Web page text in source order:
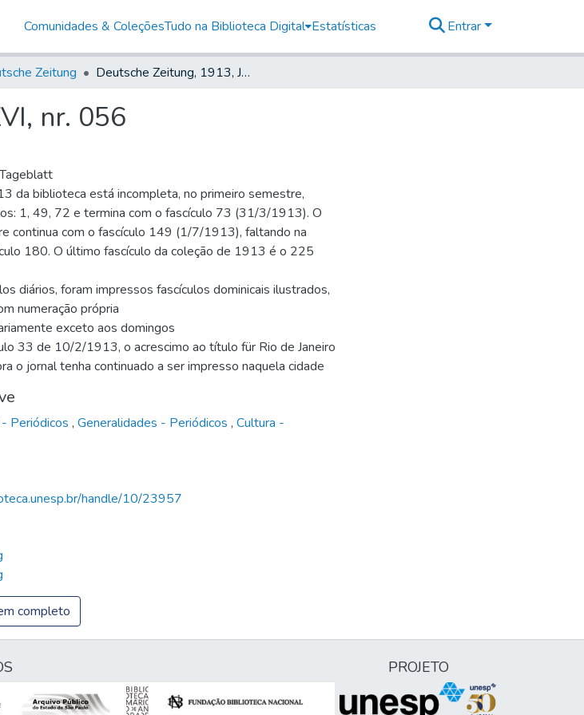
Comunidades & ColeçõesTudo na Biblioteca Digital Estatísticas Entrar
Zeitung Deutsche Zeitung, 1913, Jahrg. XVI, nr. 056
nr. 056
da biblioteca está incompleta, no primeiro semestre,
1, 49, 72 e termina com o fascículo 73 (31/3/1913). O
continua com o fascículo 149 (1/7/1913), faltando na
180. O último fascículo da coleção de 1913 é o 225
diários, foram impressos fascículos dominicais ilustrados,
numeração própria
exceto aos domingos
33 de 10/2/1913, o acrescimo ao título für Rio de Janeiro
o jornal tenha continuado a ser impresso naquela cidade
Periódicos , Generalidades - Periódicos , Cultura -
handle/10/23957
completo
PROJETO